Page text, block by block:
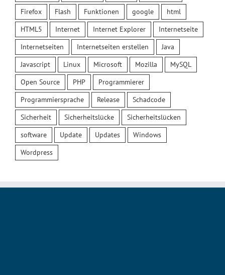
Firefox
Flash Funktionen google
html
HTML5
Internet Internet Explorer
Internetseite
Internetseiten
Internetseiten erstellen
Java
Javascript
Linux Microsoft Mozilla
MySQL
Open Source
PHP
Programmierer
Programmiersprache
Release
Schadcode
Sicherheit
Sicherheitslücke
Sicherheitslücken
software
Update Updates
Windows
Wordpress